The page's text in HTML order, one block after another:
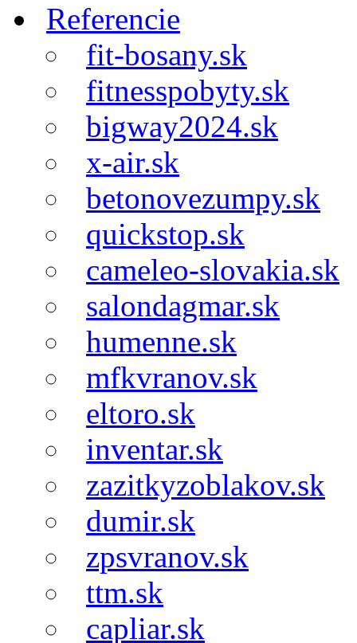
Referencie
fit-bosany.sk
fitnesspobyty.sk
bigway2024.sk
x-air.sk
betonovezumpy.sk
quickstop.sk
cameleo-slovakia.sk
salondagmar.sk
humenne.sk
mfkvranov.sk
eltoro.sk
inventar.sk
zazitkyzoblakov.sk
dumir.sk
zpsvranov.sk
ttm.sk
capliar.sk